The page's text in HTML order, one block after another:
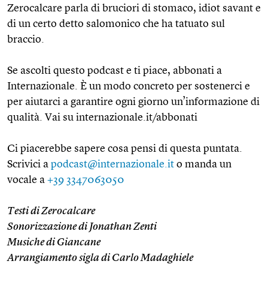
Zerocalcare parla di bruciori di stomaco, idiot savant e
di un certo detto salomonico che ha tatuato sul
braccio.
Se ascolti questo podcast e ti piace, abbonati a
Internazionale. È un modo concreto per sostenerci e
per aiutarci a garantire ogni giorno un’informazione di
qualità. Vai su internazionale.it/abbonati
Ci piacerebbe sapere cosa pensi di questa puntata.
Scrivici a podcast@internazionale.it o manda un
vocale a +39 3347063050
Testi di Zerocalcare
Sonorizzazione di Jonathan Zenti
Musiche di Giancane
Arrangiamento sigla di Carlo Madaghiele